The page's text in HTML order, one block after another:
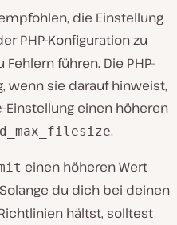
die Einstellung
PHP-Konfiguration zu
führen. Die PHP-
wenn sie darauf hinweist,
-Einstellung einen höheren
.
einen höheren Wert
du dich bei deinen
hältst, solltest